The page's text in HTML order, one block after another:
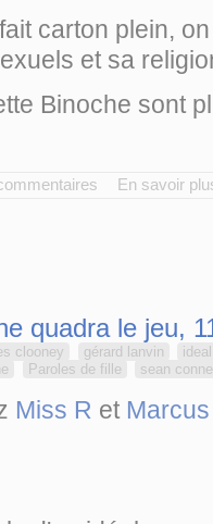
carton plein,
et sa
Binoche sont
En savoir
quadra le jeu,
clooney gérard lanvin
Paroles de fille sean
Miss R et Marcus